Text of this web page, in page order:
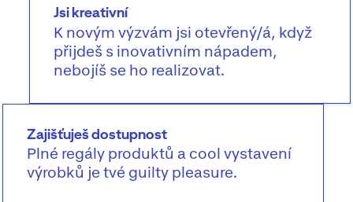
Jsi kreativní
K novým výzvám jsi otevřený/á, když
přijdeš s inovativním nápadem,
nebojíš se ho realizovat.
Zajišťuješ dostupnost
Plné regály produktů a cool vystavení
výrobků je tvé guilty pleasure.